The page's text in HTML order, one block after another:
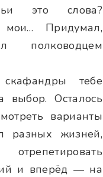
это слова?
мои… Придумал,
полководцем
тебе
выбор. Осталось
варианты
разных жизней,
отрепетировать
и вперёд — на